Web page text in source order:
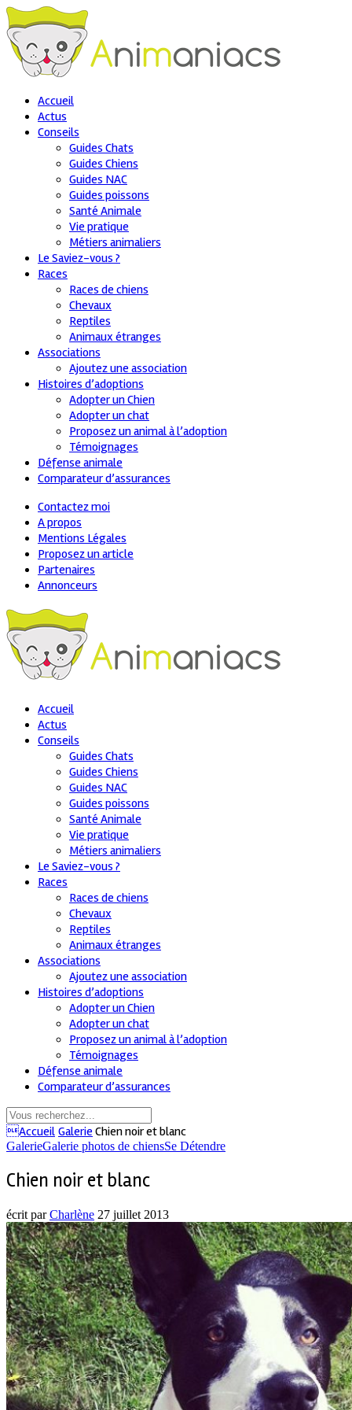
Accueil
Actus
Conseils
Guides Chats
Guides Chiens
Guides NAC
Guides poissons
Santé Animale
Vie pratique
Métiers animaliers
Le Saviez-vous ?
Races
Races de chiens
Chevaux
Reptiles
Animaux étranges
Associations
Ajoutez une association
Histoires d’adoptions
Adopter un Chien
Adopter un chat
Proposez un animal à l’adoption
Témoignages
Défense animale
Comparateur d’assurances
Contactez moi
A propos
Mentions Légales
Proposez un article
Partenaires
Annonceurs
Accueil
Actus
Conseils
Guides Chats
Guides Chiens
Guides NAC
Guides poissons
Santé Animale
Vie pratique
Métiers animaliers
Le Saviez-vous ?
Races
Races de chiens
Chevaux
Reptiles
Animaux étranges
Associations
Ajoutez une association
Histoires d’adoptions
Adopter un Chien
Adopter un chat
Proposez un animal à l’adoption
Témoignages
Défense animale
Comparateur d’assurances
Accueil Galerie Chien noir et blanc
GalerieGalerie photos de chiensSe Détendre
Chien noir et blanc
écrit parCharlène 27 juillet 2013